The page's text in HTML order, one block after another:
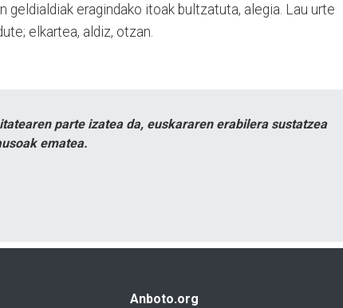
geldialdiak eragindako itoak bultzatuta, alegia. Lau urte
elkartea, aldiz, otzan.
parte izatea da, euskararen erabilera sustatzea
ematea.
Anboto.org